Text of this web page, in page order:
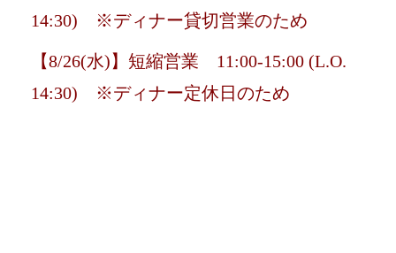
14:30) ※ディナー貸切営業のため
【8/26(水)】短縮営業 11:00-15:00 (L.O.
14:30) ※ディナー定休日のため